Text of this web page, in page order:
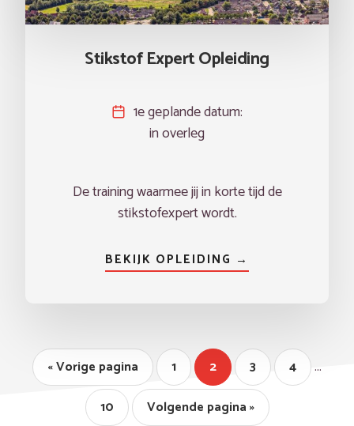
Stikstof Expert Opleiding
1e geplande datum:
in overleg
De training waarmee jij in korte tijd de
stikstofexpert wordt.
BEKIJK OPLEIDING →
«Ga
Vorige pagina Pagina
1 Pagina
2 Pagina
3 Pagina
4 …
Pagina
10 Ga
naar
Volgende pagina »